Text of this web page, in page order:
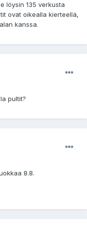
löysin 135 verkusta
ovat oikealla kierteellä,
kanssa.
pultit?
8.8.